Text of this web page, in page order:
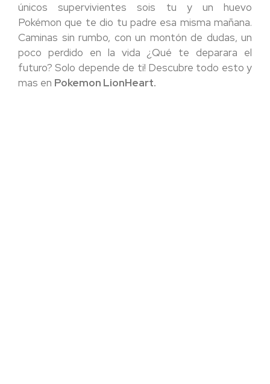
únicos supervivientes sois tu y un huevo
Pokémon que te dio tu padre esa misma mañana.
Caminas sin rumbo, con un montón de dudas, un
poco perdido en la vida ¿Qué te deparara el
futuro? Solo depende de ti! Descubre todo esto y
mas en Pokemon LionHeart.